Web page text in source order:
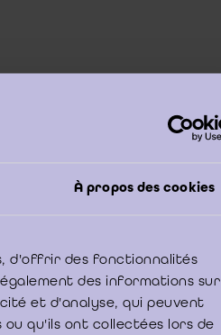
À propos des cookies
d'offrir des fonctionnalités
des informations sur
et d'analyse, qui peuvent
qu'ils ont collectées lors de
2)”.